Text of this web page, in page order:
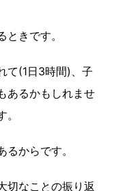
きです。
て(1日3時間)、子
あるかもしれませ
からです。
切なことの振り返